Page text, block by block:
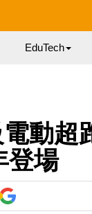
EduTech
動超
登場